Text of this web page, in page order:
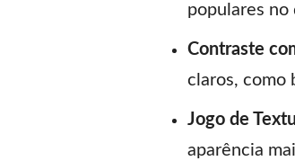
populares no
Contraste
claros, como
Jogo de
aparência